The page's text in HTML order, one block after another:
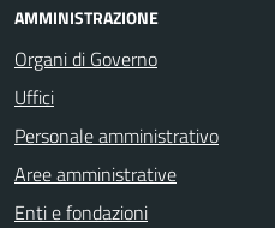
AMMINISTRAZIONE
Organi di Governo
Uffici
Personale amministrativo
Aree amministrative
Enti e fondazioni